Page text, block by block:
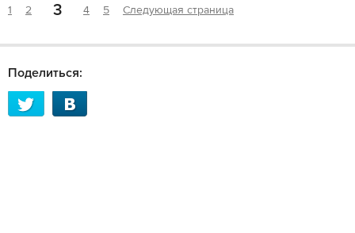
1 2 3 4 5 Следующая страница
Поделиться: